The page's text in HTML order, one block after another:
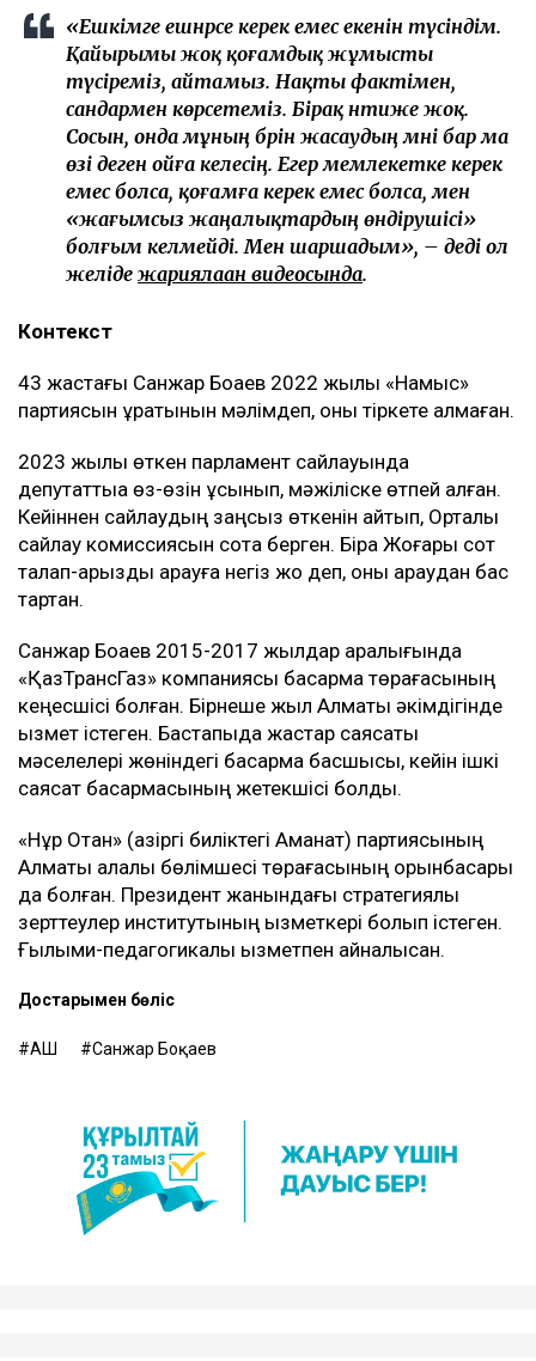
«Ешкімге ешнәрсе керек емес екенін түсіндім.
Қайырымы жоқ қоғамдық жұмысты
түсіреміз, айтамыз. Нақты фактімен,
сандармен көрсетеміз. Бірақ нәтиже жоқ.
Сосын, онда мұның бәрін жасаудың мәні бар ма
өзі деген ойға келесің. Егер мемлекетке керек
емес болса, қоғамға керек емес болса, мен
«жағымсыз жаңалықтардың өндірушісі»
болғым келмейді. Мен шаршадым», – деді ол
желіде жариялаған видеосында.
Контекст
43 жастағы Санжар Боқаев 2022 жылы «Намыс»
партиясын құратынын мәлімдеп, оны тіркете алмаған.
2023 жылы өткен парламент сайлауында
депутаттыққа өз-өзін ұсынып, мәжіліске өтпей қалған.
Кейіннен сайлаудың заңсыз өткенін айтып, Орталық
сайлау комиссиясын сотқа берген. Бірақ Жоғары сот
талап-арызды қарауға негіз жоқ деп, оны қараудан бас
тартқан.
Санжар Боқаев 2015-2017 жылдар аралығында
«ҚазТрансГаз» компаниясы басқарма төрағасының
кеңесшісі болған. Бірнеше жыл Алматы әкімдігінде
қызмет істеген. Бастапқыда жастар саясаты
мәселелері жөніндегі басқарма басшысы, кейін ішкі
саясат басқармасының жетекшісі болды.
«Нұр Отан» (қазіргі биліктегі Аманат) партиясының
Алматы қалалық бөлімшесі төрағасының орынбасары
да болған. Президент жанындағы стратегиялық
зерттеулер институтының қызметкері болып істеген.
Ғылыми-педагогикалық қызметпен айналысқан.
Достарыңмен бөліс
АҚШ Санжар Боқаев